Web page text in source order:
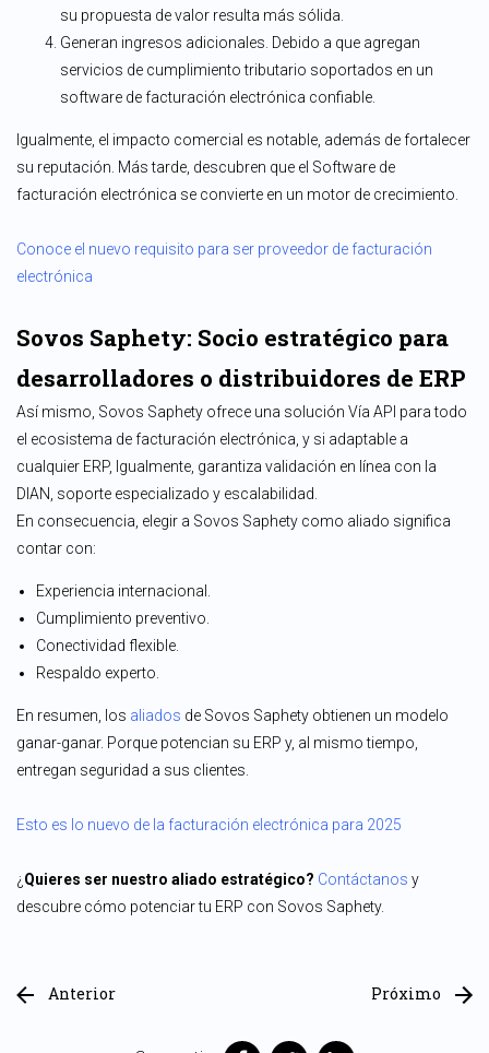
su propuesta de valor resulta más sólida.
Generan ingresos adicionales. Debido a que agregan
servicios de cumplimiento tributario soportados en un
software de facturación electrónica confiable.
Igualmente, el impacto comercial es notable, además de fortalecer
su reputación. Más tarde, descubren que el Software de
facturación electrónica se convierte en un motor de crecimiento.
Conoce el nuevo requisito para ser proveedor de facturación
electrónica
Sovos Saphety: Socio estratégico para
desarrolladores o distribuidores de ERP
Así mismo, Sovos Saphety ofrece una solución Vía API para todo
el ecosistema de facturación electrónica, y si adaptable a
cualquier ERP, Igualmente, garantiza validación en línea con la
DIAN, soporte especializado y escalabilidad.
En consecuencia, elegir a Sovos Saphety como aliado significa
contar con:
Experiencia internacional.
Cumplimiento preventivo.
Conectividad flexible.
Respaldo experto.
En resumen, los aliados de Sovos Saphety obtienen un modelo
ganar-ganar. Porque potencian su ERP y, al mismo tiempo,
entregan seguridad a sus clientes.
Esto es lo nuevo de la facturación electrónica para 2025
¿ Quieres ser nuestro aliado estratégico? Contáctanos y
descubre cómo potenciar tu ERP con Sovos Saphety.
Anterior Próximo